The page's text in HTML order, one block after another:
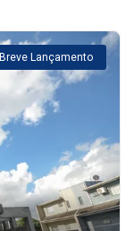
Breve Lançamento